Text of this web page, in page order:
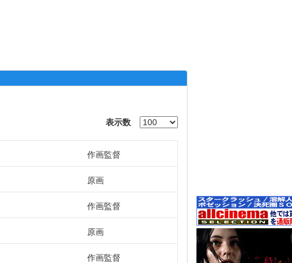
表示数
作画監督
原画
作画監督
原画
作画監督